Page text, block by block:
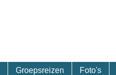
Groepsreizen Foto's